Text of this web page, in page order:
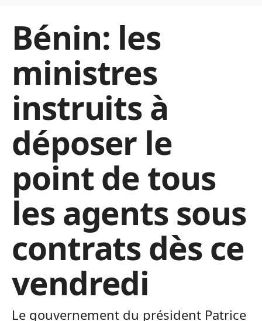
Bénin: les
ministres
instruits à
déposer le
point de tous
les agents sous
contrats dès ce
vendredi
Le gouvernement du président Patrice